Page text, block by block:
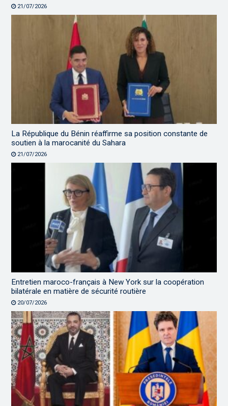
21/07/2026
La République du Bénin réaffirme sa position constante de
soutien à la marocanité du Sahara
21/07/2026
Entretien maroco-français à New York sur la coopération
bilatérale en matière de sécurité routière
20/07/2026